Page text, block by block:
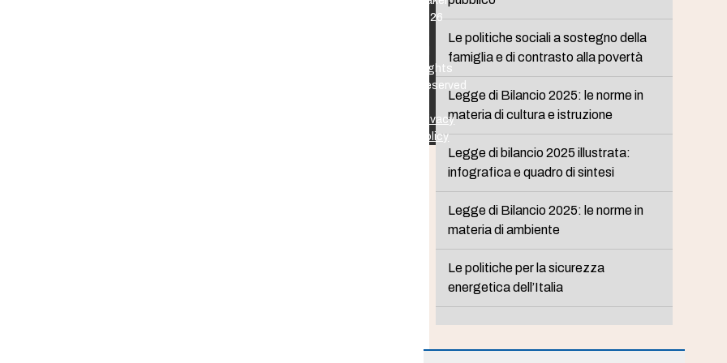
Le politiche sociali a sostegno della
famiglia e di contrasto alla povertà
Legge di Bilancio 2025: le norme in
materia di cultura e istruzione
Legge di bilancio 2025 illustrata:
infografica e quadro di sintesi
Legge di Bilancio 2025: le norme in
materia di ambiente
Le politiche per la sicurezza
energetica dell’Italia
2026
Rights
Reserved
Privacy
Policy